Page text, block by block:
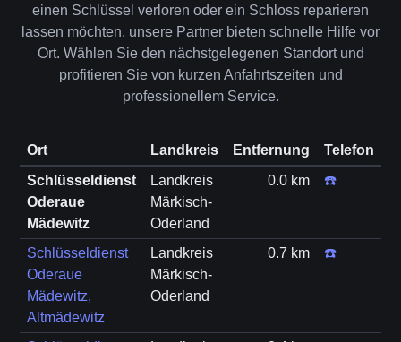
einen Schlüssel verloren oder ein Schloss reparieren
lassen möchten, unsere Partner bieten schnelle Hilfe vor
Ort. Wählen Sie den nächstgelegenen Standort und
profitieren Sie von kurzen Anfahrtszeiten und
professionellem Service.
Ort Landkreis Entfernung
Telefon
Schlüsseldienst
Oderaue
Mädewitz
Landkreis
Märkisch-
Oderland
0.0 km ☎️
Schlüsseldienst
Oderaue
Mädewitz,
Altmädewitz
Landkreis
Märkisch-
Oderland
0.7 km ☎️